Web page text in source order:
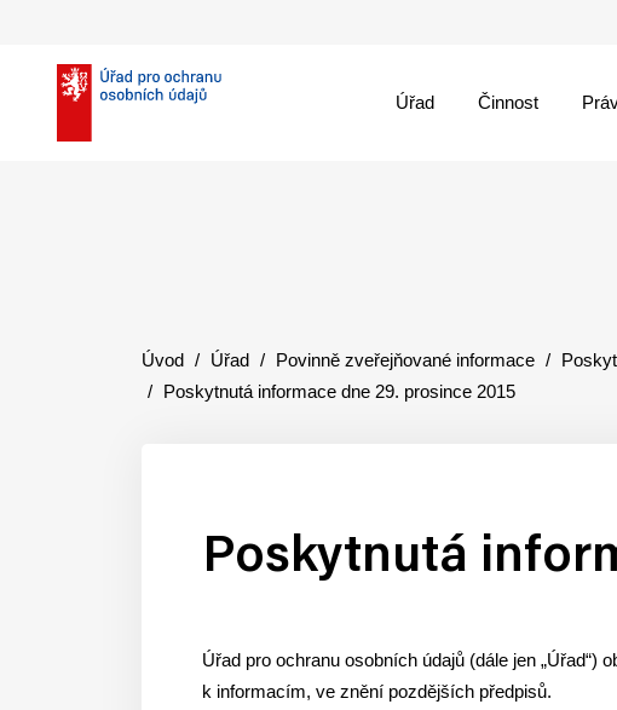
Úřad Činnost
Úvod Úřad Povinně zveřejňované informace
Poskytnutá informace dne 29. prosince 2015
Poskytnutá
Úřad pro ochranu osobních údajů (dále jen
k informacím, ve znění pozdějších předpisů.